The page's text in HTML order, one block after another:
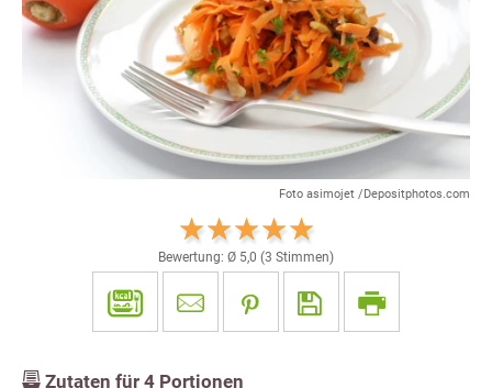
Foto asimojet /Depositphotos.com
Bewertung: Ø 5,0 (3 Stimmen)
Zutaten für 4 Portionen